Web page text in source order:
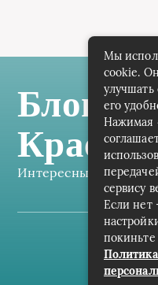
Блог
Интересные заметки
Мы
cookie.
улучшать
его
Нажимая
сервису
Если нет
покиньте